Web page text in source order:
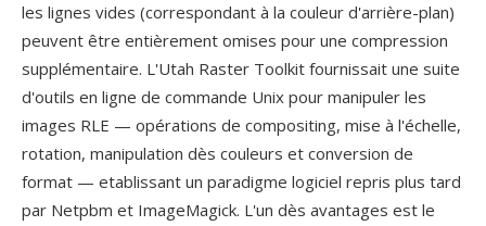
les lignes vides (correspondant à la couleur d'arrière-plan)
peuvent être entièrement omises pour une compression
supplémentaire. L'Utah Raster Toolkit fournissait une suite
d'outils en ligne de commande Unix pour manipuler les
images RLE — opérations de compositing, mise à l'échelle,
rotation, manipulation dès couleurs et conversion de
format — etablissant un paradigme logiciel repris plus tard
par Netpbm et ImageMagick. L'un dès avantages est le